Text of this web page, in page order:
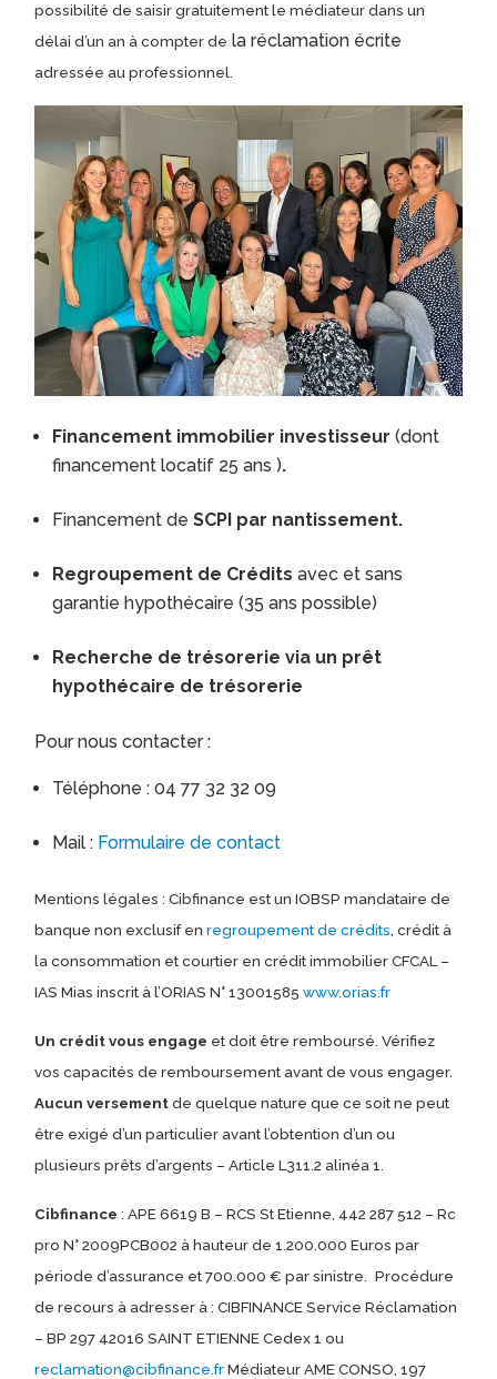
possibilité de saisir gratuitement le médiateur dans un
délai d’un an à compter de la réclamation écrite
adressée au professionnel.
Financement immobilier investisseur(dont
financement locatif 25 ans ).
Financement deSCPI par nantissement.
Regroupement de Créditsavec et sans
garantie hypothécaire (35 ans possible)
Recherche de trésorerie via un prêt
hypothécaire de trésorerie
Pour nous contacter :
Téléphone : 04 77 32 32 09
Mail : Formulaire de contact
Mentions légales : Cibfinance est un IOBSP mandataire de
banque non exclusif enregroupement de crédits , crédit à
la consommation et courtier en crédit immobilier CFCAL –
IAS Mias inscrit à l’ORIAS N° 13001585www.orias.fr
Un crédit vous engage et doit être remboursé.Vérifiez
vos capacités de remboursement avant de vous engager.
Aucun versementde quelque nature que ce soit ne peut
être exigé d’un particulier avant l’obtention d’un ou
plusieurs prêts d’argents – Article L311.2 alinéa 1.
Cibfinance: APE 6619 B – RCS St Etienne, 442 287 512 – Rc
pro N° 2009PCB002 à hauteur de 1.200.000 Euros par
période d’assurance et 700.000 € par sinistre.
Procédure
de recours à adresser à : CIBFINANCE Service Réclamation
– BP 297 42016 SAINT ETIENNE Cedex 1 ou
reclamation@cibfinance.frMédiateur AME CONSO, 197